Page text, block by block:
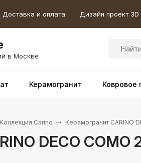
Доставка и оплата Дизайн проект 3D
в Москве
Керамогранит Ковровое
Коллекция Carino Керамогранит CARINO
DECO COMO